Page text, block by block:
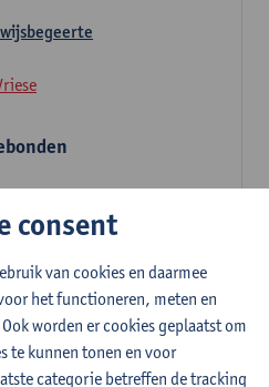
consent
van cookies en daarmee
het functioneren, meten en
worden er cookies geplaatst om
te kunnen tonen en voor
categorie betreffen de tracking